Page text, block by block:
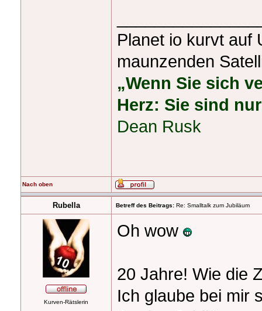
Planet io kurvt auf
maunzenden
„Wenn Sie sich
Herz: Sie sind
Dean Rusk
Nach oben
Rubella Betreff des Beitrags: Re: Smalltalk zum Jubiläum
Kurven-Rätslerin
Oh wow
20 Jahre! Wie die
Ich glaube bei mir